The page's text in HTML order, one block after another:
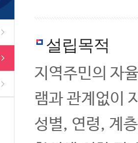
설립목적
지역주민의 자
램과 관계없이
성별, 연령, 계